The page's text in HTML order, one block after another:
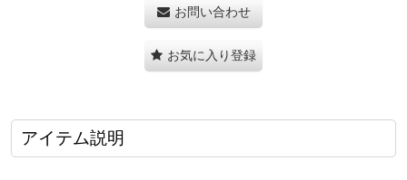
お問い合わせ
お気に入り登録
アイテム説明